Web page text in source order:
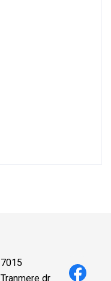
7015
Tranmere dr